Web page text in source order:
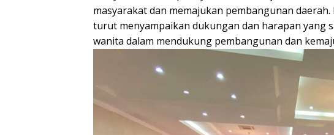
masyarakat dan memajukan pembangunan
turut menyampaikan dukungan dan harapan yang
wanita dalam mendukung pembangunan dan